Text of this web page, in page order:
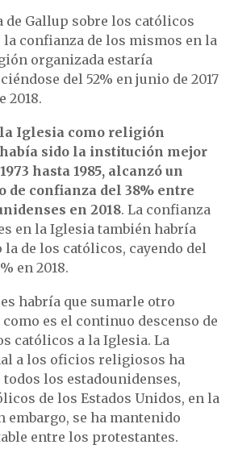
de Gallup sobre los católicos
la confianza de los mismos en la
organizada estaría
del 52% en junio de 2017
2018.
la Iglesia como religión
sido la institución mejor
hasta 1985, alcanzó un
confianza del 38% entre
en 2018. La confianza
en la Iglesia también habría
de los católicos, cayendo del
en 2018.
habría que sumarle otro
es el continuo descenso de
católicos a la Iglesia. La
a los oficios religiosos ha
los estadounidenses,
de los Estados Unidos, en la
embargo, se ha mantenido
entre los protestantes.